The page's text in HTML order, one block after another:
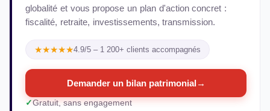
globalité et vous propose un plan d'action concret :
fiscalité, retraite, investissements, transmission.
★★★★★4.9/5 – 1 200+ clients accompagnés
Demander un bilan patrimonial →
Gratuit, sans engagement